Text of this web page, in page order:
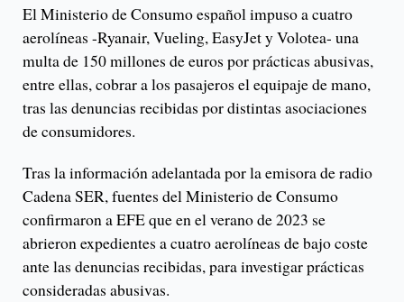
El Ministerio de Consumo español impuso a cuatro
aerolíneas -Ryanair, Vueling, EasyJet y Volotea- una
multa de 150 millones de euros por prácticas abusivas,
entre ellas, cobrar a los pasajeros el equipaje de mano,
tras las denuncias recibidas por distintas asociaciones
de consumidores.
Tras la información adelantada por la emisora de radio
Cadena SER, fuentes del Ministerio de Consumo
confirmaron a EFE que en el verano de 2023 se
abrieron expedientes a cuatro aerolíneas de bajo coste
ante las denuncias recibidas, para investigar prácticas
consideradas abusivas.